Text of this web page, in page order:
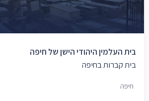
בית העלמין היהודי הישן של חיפה
בית קברות בחיפה
חיפה